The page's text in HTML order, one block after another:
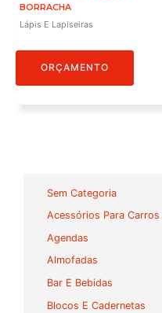
Sem Categoria
Acessórios Para Carros
Agendas
Almofadas
Bar E Bebidas
Blocos E Cadernetas
BORRACHA
Lápis E Lapiseiras
ORÇAMENTO